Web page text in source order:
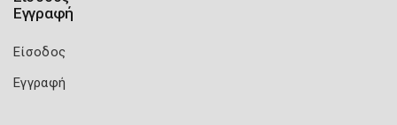
Εγγραφή
Είσοδος
Εγγραφή